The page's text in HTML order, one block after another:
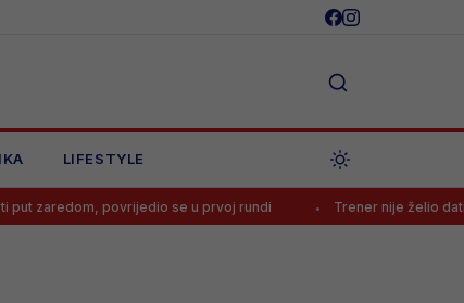
LIFESTYLE
se u prvoj rundi Trener nije želio dati ni minute